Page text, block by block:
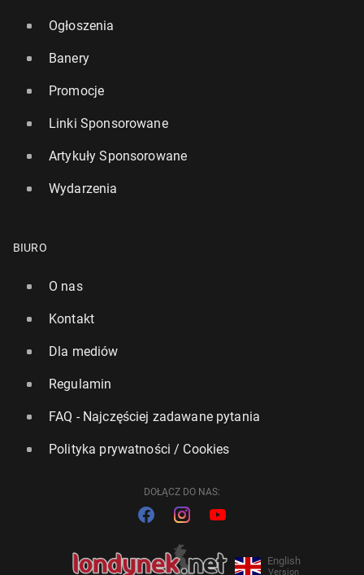
Ogłoszenia
Banery
Promocje
Linki Sponsorowane
Artykuły Sponsorowane
Wydarzenia
BIURO
O nas
Kontakt
Dla mediów
Regulamin
FAQ - Najczęściej zadawane pytania
Polityka prywatności / Cookies
DOŁĄCZ DO NAS:
English
Version